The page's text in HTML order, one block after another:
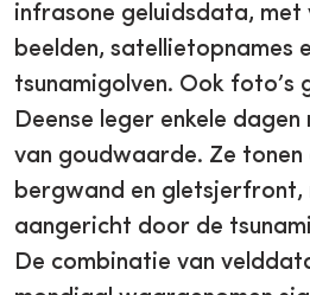
infrasone geluidsdata, met
beelden, satellietopnames
tsunamigolven. Ook foto’s
Deense leger enkele
van goudwaarde. Ze
bergwand en gletsjerfront,
aangericht door de
De combinatie van